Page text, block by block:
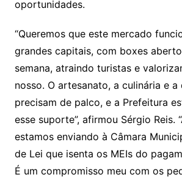
oportunidades.
“Queremos que este mercado
grandes capitais, com boxes
semana, atraindo turistas e
nosso. O artesanato, a culinária e
precisam de palco, e a Prefeitura
esse suporte”, afirmou Sérgio Reis.
estamos enviando à Câmara
de Lei que isenta os MEIs do
É um compromisso meu com os